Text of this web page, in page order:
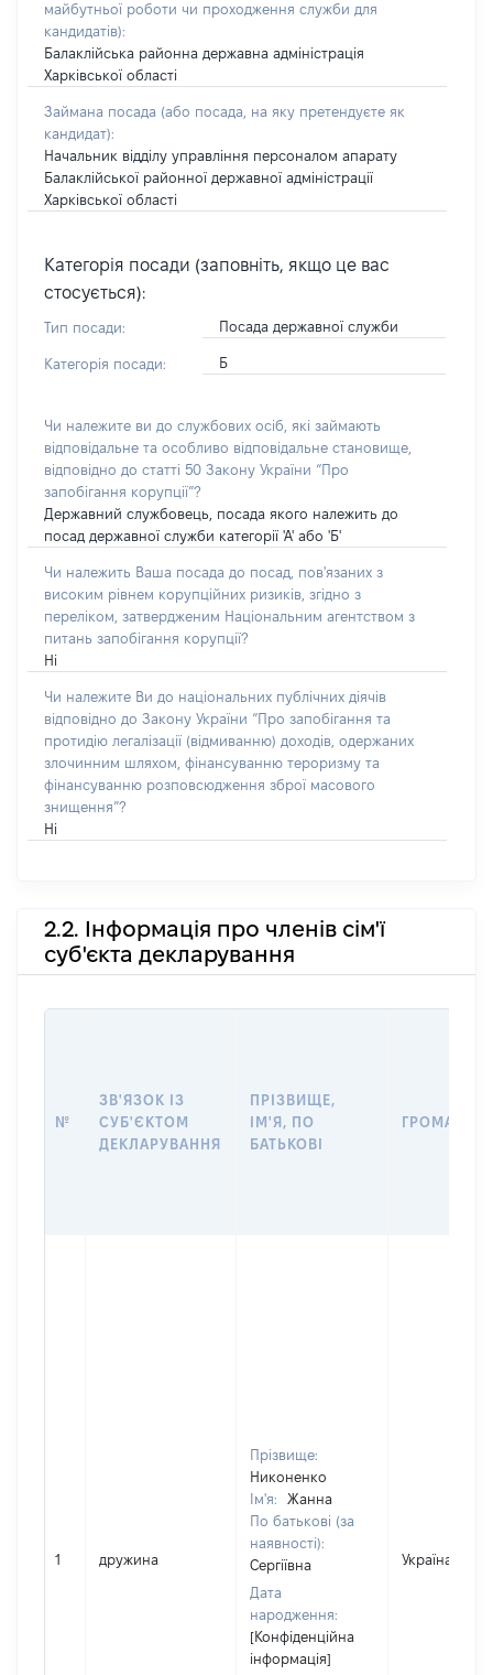
майбутньої роботи чи проходження служби для
кандидатів):
Балаклійська районна державна адміністрація
Харківської області
Займана посада (або посада, на яку претендуєте як
кандидат):
Начальник відділу управління персоналом апарату
Балаклійської районної державної адміністрації
Харківської області
Категорія посади (заповніть, якщо це вас
стосується):
Тип посади: Посада державної служби
Категорія посади: Б
Чи належите ви до службових осіб, які займають
відповідальне та особливо відповідальне становище,
відповідно до статті 50 Закону України “Про
запобігання корупції”?
Державний службовець, посада якого належить до
посад державної служби категорії 'А' або 'Б'
Чи належить Ваша посада до посад, пов'язаних з
високим рівнем корупційних ризиків, згідно з
переліком, затвердженим Національним агентством з
питань запобігання корупції?
Ні
Чи належите Ви до національних публічних діячів
відповідно до Закону України “Про запобігання та
протидію легалізації (відмиванню) доходів, одержаних
злочинним шляхом, фінансуванню тероризму та
фінансуванню розповсюдження зброї масового
знищення”?
Ні
2.2. Інформація про членів сім'ї
суб'єкта декларування
№
ЗВ'ЯЗОК ІЗ
СУБ'ЄКТОМ
ДЕКЛАРУВАННЯ
ПРІЗВИЩЕ,
ІМ'Я, ПО
БАТЬКОВІ
1 дружина
Прізвище:
Никоненко
Ім'я:
Жанна
По батькові (за
наявності):
Сергіївна
Дата
народження:
[Конфіденційна
інформація]
Україна